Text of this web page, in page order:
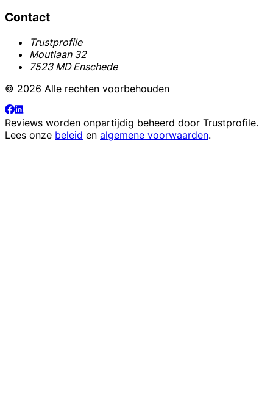
Contact
Trustprofile
Moutlaan 32
7523 MD Enschede
© 2026 Alle rechten voorbehouden
Reviews worden onpartijdig beheerd door Trustprofile.
Lees onze beleid en algemene voorwaarden.